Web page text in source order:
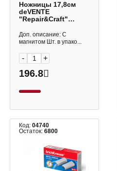
Ножницы 17,8см
deVENTE
"Repair&Craft"
желтый 4091406
Доп. описание: С
магнитом Шт. в упако...
- +
196.8
Код: 04740
Остаток: 6800